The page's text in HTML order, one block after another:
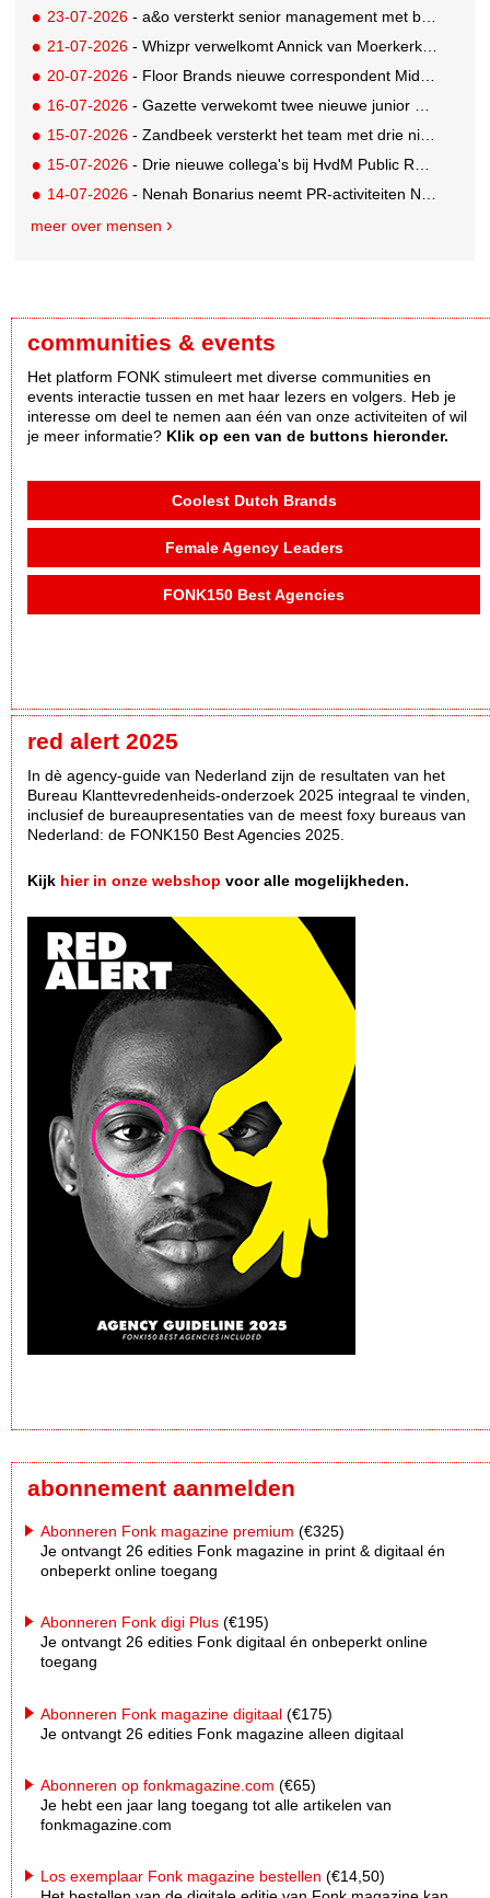
23-07-2026 - a&o versterkt senior management met benoeming Markus Harder tot CFO
21-07-2026 - Whizpr verwelkomt Annick van Moerkerk als Junior PR-Consultant
20-07-2026 - Floor Brands nieuwe correspondent Midden-Oosten voor RTL Nieuws
16-07-2026 - Gazette verwekomt twee nieuwe junior pr-adviseurs
15-07-2026 - Zandbeek versterkt het team met drie nieuwe specialisten
15-07-2026 - Drie nieuwe collega's bij HvdM Public Relations
14-07-2026 - Nenah Bonarius neemt PR-activiteiten NIO & firefly over van Mark Heiligers
meer over mensen
communities & events
Het platform FONK stimuleert met diverse communities en
events interactie tussen en met haar lezers en volgers. Heb je
interesse om deel te nemen aan één van onze activiteiten of wil
je meer informatie? Klik op een van de buttons hieronder.
Coolest Dutch Brands
Female Agency Leaders
FONK150 Best Agencies
red alert 2025
In dè agency-guide van Nederland zijn de resultaten van het
Bureau Klanttevredenheids-onderzoek 2025 integraal te vinden,
inclusief de bureaupresentaties van de meest foxy bureaus van
Nederland: de FONK150 Best Agencies 2025.
Kijk hier in onze webshop voor alle mogelijkheden.
abonnement aanmelden
Abonneren Fonk magazine premium (€325)
Je ontvangt 26 edities Fonk magazine in print & digitaal én
onbeperkt online toegang
Abonneren Fonk digi Plus (€195)
Je ontvangt 26 edities Fonk digitaal én onbeperkt online
toegang
Abonneren Fonk magazine digitaal (€175)
Je ontvangt 26 edities Fonk magazine alleen digitaal
Abonneren op fonkmagazine.com (€65)
Je hebt een jaar lang toegang tot alle artikelen van
fonkmagazine.com
Los exemplaar Fonk magazine bestellen (€14,50)